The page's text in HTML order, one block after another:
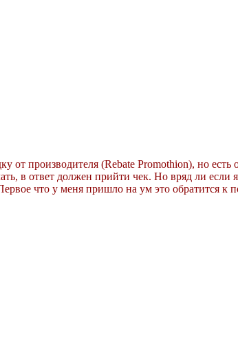
производителя (Rebate Promothion), но
в ответ должен прийти чек. Но вряд ли если
что у меня пришло на ум это обратится к